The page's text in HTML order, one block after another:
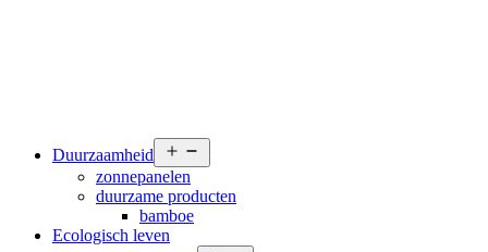
Duurzaamheid
menu
zonnepanelen
duurzame producten
bamboe
Ecologisch leven